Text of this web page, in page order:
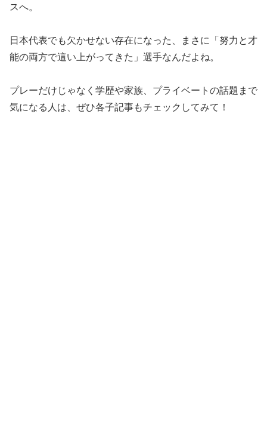
スへ。
日本代表でも欠かせない存在になった、まさに「努力と才
能の両方で這い上がってきた」選手なんだよね。
プレーだけじゃなく学歴や家族、プライベートの話題まで
気になる人は、ぜひ各子記事もチェックしてみて！